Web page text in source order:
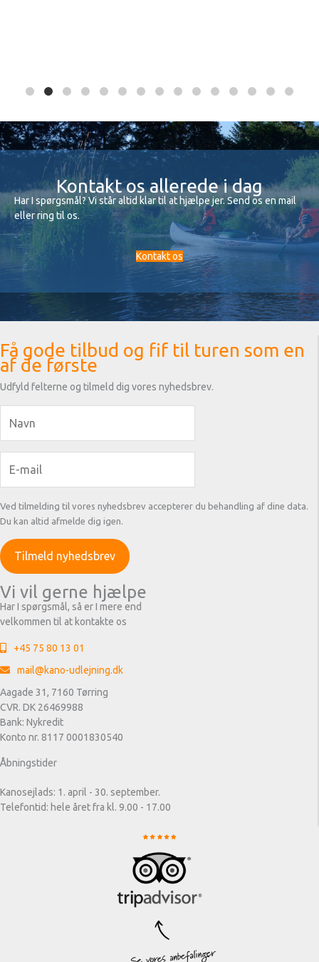
Kontakt os allerede i dag
Har I spørgsmål? Vi står altid klar til at hjælpe jer. Send os en mail
eller ring til os.
Kontakt os
Få gode tilbud og fif til turen som en
af de første
Udfyld felterne og tilmeld dig vores nyhedsbrev.
Ved tilmelding til vores nyhedsbrev accepterer du behandling af dine data.
Du kan altid afmelde dig igen.
Vi vil gerne hjælpe
Har I spørgsmål, så er I mere end
velkommen til at kontakte os
+45 75 80 13 01
mail@kano-udlejning.dk
Aagade 31, 7160 Tørring
CVR. DK 26469988
Bank: Nykredit
Konto nr. 8117 0001830540
Åbningstider
Kanosejlads: 1. april - 30. september.
Telefontid: hele året fra kl. 9.00 - 17.00